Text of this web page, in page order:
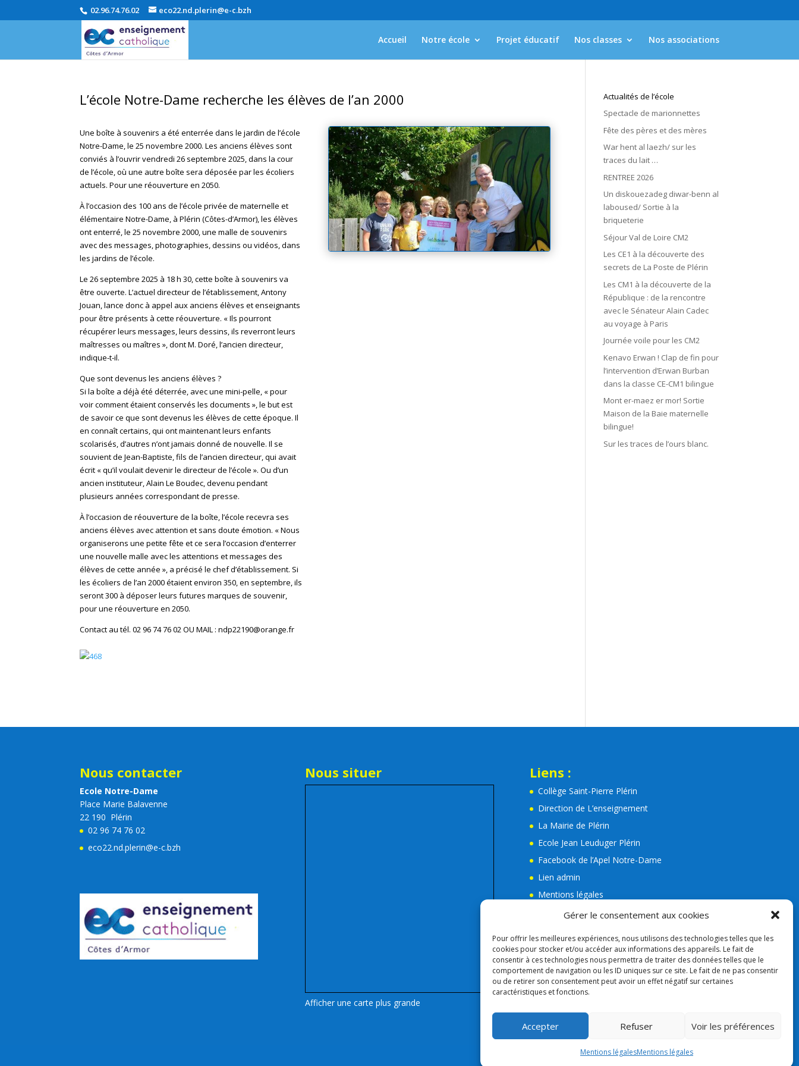
Gérer le consentement aux cookies
Pour offrir les meilleures expériences, nous utilisons des technologies telles que les
cookies pour stocker et/ou accéder aux informations des appareils. Le fait de
consentir à ces technologies nous permettra de traiter des données telles que le
comportement de navigation ou les ID uniques sur ce site. Le fait de ne pas consentir
ou de retirer son consentement peut avoir un effet négatif sur certaines
caractéristiques et fonctions.
Accepter Refuser Voir les préférences
Mentions légalesMentions légales
02.96.74.76.02 eco22.nd.plerin@e-c.bzh
Accueil Notre école Projet éducatif Nos classes Nos associations
L’école Notre-Dame recherche les élèves de l’an 2000
Une boîte à souvenirs a été enterrée dans le jardin de l’école
Notre-Dame, le 25 novembre 2000. Les anciens élèves sont
conviés à l’ouvrir vendredi 26 septembre 2025, dans la cour
de l’école, où une autre boîte sera déposée par les écoliers
actuels. Pour une réouverture en 2050.
À l’occasion des 100 ans de l’école privée de maternelle et
élémentaire Notre-Dame, à Plérin (Côtes-d’Armor), les élèves
ont enterré, le 25 novembre 2000, une malle de souvenirs
avec des messages, photographies, dessins ou vidéos, dans
les jardins de l’école.
Le 26 septembre 2025 à 18 h 30, cette boîte à souvenirs va
être ouverte. L’actuel directeur de l’établissement, Antony
Jouan, lance donc à appel aux anciens élèves et enseignants
pour être présents à cette réouverture. « Ils pourront
récupérer leurs messages, leurs dessins, ils reverront leurs
maîtresses ou maîtres », dont M. Doré, l’ancien directeur,
indique-t-il.
Que sont devenus les anciens élèves ?
Si la boîte a déjà été déterrée, avec une mini-pelle, « pour
voir comment étaient conservés les documents », le but est
de savoir ce que sont devenus les élèves de cette époque. Il
en connaît certains, qui ont maintenant leurs enfants
scolarisés, d’autres n’ont jamais donné de nouvelle. Il se
souvient de Jean-Baptiste, fils de l’ancien directeur, qui avait
écrit « qu’il voulait devenir le directeur de l’école ». Ou d’un
ancien instituteur, Alain Le Boudec, devenu pendant
plusieurs années correspondant de presse.
À l’occasion de réouverture de la boîte, l’école recevra ses
anciens élèves avec attention et sans doute émotion. « Nous
organiserons une petite fête et ce sera l’occasion d’enterrer
une nouvelle malle avec les attentions et messages des
élèves de cette année », a précisé le chef d’établissement. Si
les écoliers de l’an 2000 étaient environ 350, en septembre, ils
seront 300 à déposer leurs futures marques de souvenir,
pour une réouverture en 2050.
Contact au tél. 02 96 74 76 02 OU MAIL : ndp22190@orange.fr
Actualités de l’école
Spectacle de marionnettes
Fête des pères et des mères
War hent al laezh/ sur les
traces du lait …
RENTREE 2026
Un diskouezadeg diwar-benn al
laboused/ Sortie à la
briqueterie
Séjour Val de Loire CM2
Les CE1 à la découverte des
secrets de La Poste de Plérin
Les CM1 à la découverte de la
République : de la rencontre
avec le Sénateur Alain Cadec
au voyage à Paris
Journée voile pour les CM2
Kenavo Erwan ! Clap de fin pour
l’intervention d’Erwan Burban
dans la classe CE-CM1 bilingue
Mont er-maez er mor! Sortie
Maison de la Baie maternelle
bilingue!
Sur les traces de l’ours blanc.
Nous contacter
Ecole Notre-Dame
Place Marie Balavenne
22 190 Plérin
02 96 74 76 02
eco22.nd.plerin@e-c.bzh
Nous situer
Afficher une carte plus grande
Liens :
Collège Saint-Pierre Plérin
Direction de L’enseignement
La Mairie de Plérin
Ecole Jean Leuduger Plérin
Facebook de l’Apel Notre-Dame
Lien admin
Mentions légales
Nos partenaires
APEL